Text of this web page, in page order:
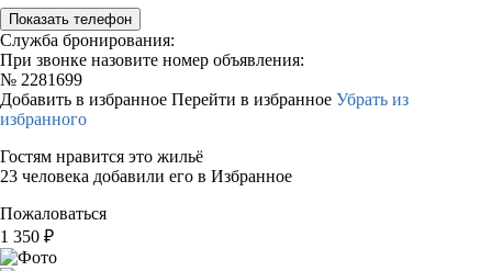
Показать телефон
Служба бронирования:
При звонке назовите номер объявления:
№ 2281699
Добавить в избранное Перейти в избранное Убрать из
избранного
Гостям нравится это жильё
23 человека добавили его в Избранное
Пожаловаться
1 350 ₽